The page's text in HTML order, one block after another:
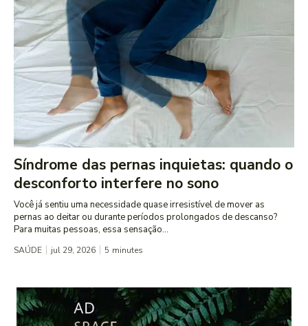
Síndrome das pernas inquietas: quando o
desconforto interfere no sono
Você já sentiu uma necessidade quase irresistível de mover as
pernas ao deitar ou durante períodos prolongados de descanso?
Para muitas pessoas, essa sensação...
SAÚDE jul 29, 2026 5 minutes